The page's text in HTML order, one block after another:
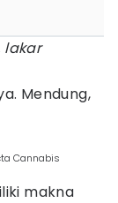
lakar
Mendung,
Cannabis
makna